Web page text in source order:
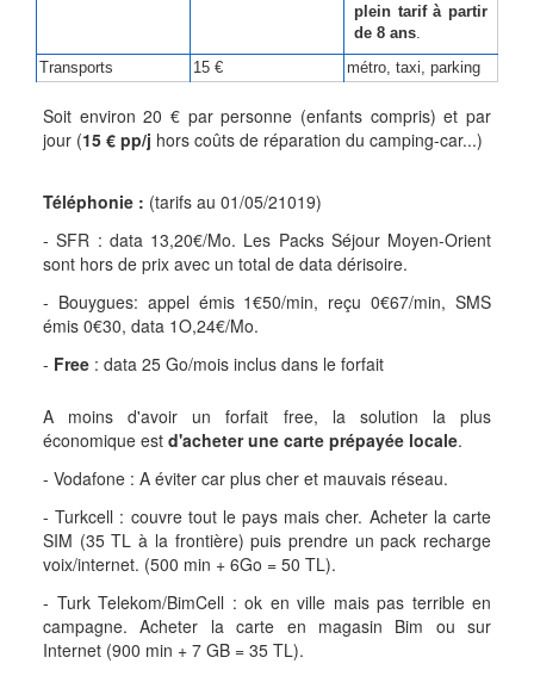
plein tarif à partir
de 8 ans
Transports
15 € métro, taxi, parking
Soit environ 20 € par personne (enfants compris) et par
jour (15 € pp/j hors coûts de réparation du camping-car...)
Téléphonie : (tarifs au 01/05/21019)
- SFR : data 13,20€/Mo. Les Packs Séjour Moyen-Orient
sont hors de prix avec un total de data dérisoire.
- Bouygues: appel émis 1€50/min, reçu 0€67/min, SMS
émis 0€30, data 1O,24€/Mo.
- Free : data 25 Go/mois inclus dans le forfait
A moins d'avoir un forfait free, la solution la plus
économique est d'acheter une carte prépayée locale.
- Vodafone : A éviter car plus cher et mauvais réseau.
- Turkcell : couvre tout le pays mais cher. Acheter la carte
SIM (35 TL à la frontière) puis prendre un pack recharge
voix/internet. (500 min + 6Go = 50 TL).
- Turk Telekom/BimCell : ok en ville mais pas terrible en
campagne. Acheter la carte en magasin Bim ou sur
Internet (900 min + 7 GB = 35 TL).